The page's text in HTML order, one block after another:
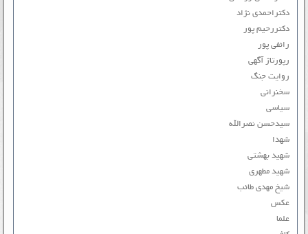
دکتراحمدی نژاد
دکتررحیم پور
رائفی پور
رپورتاژ آگهی
روایت جنگ
سخنرانی
سیاسی
سیدحسن نصرالله
شهدا
شهید بهشتی
شهید مطهری
شیخ مهدی طائب
عکس
علما